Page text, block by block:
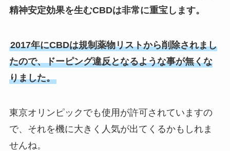
精神安定効果を生むCBDは非常に重宝します。
2017年にCBDは規制薬物リストから削除されまし
たので、ドーピング違反となるような事が無くな
りました。
東京オリンピックでも使用が許可されていますの
で、それを機に大きく人気が出てくるかもしれま
せんね。